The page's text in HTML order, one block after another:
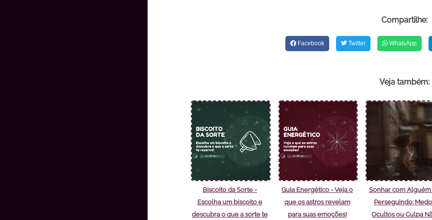
Compartilhe:
Facebook Twitter WhatsApp
Veja também:
Biscoito da Sorte -
Escolha um biscoito e
descubra o que a sorte te
Guia Energético - Veja o
que os astros revelam
para suas emoções!
Sonhar com Alguém
Perseguindo:
Ocultos ou Culpa